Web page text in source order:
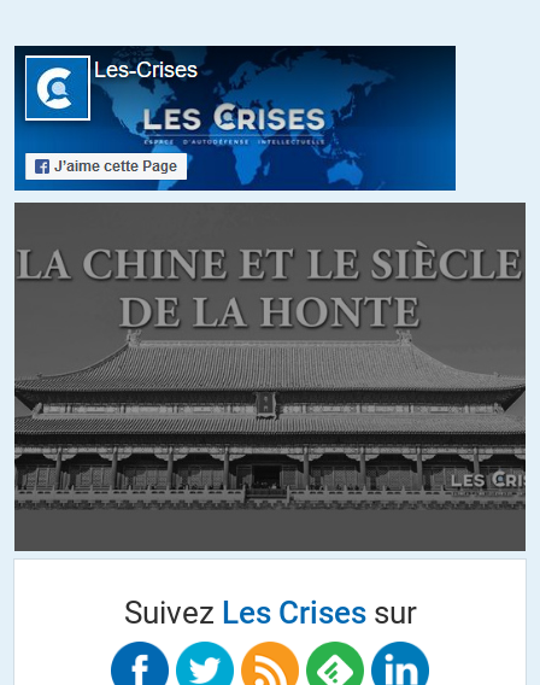
Wuhan. »
Ah bon, c’est prouvé, ça?
Je n’attaque pas vos chers Chinois (j’espère que vous
recevez quand même quelques gratifications en échange de
J’ai même écrit que la réaction extrême des autorités
était « justifiée « .
Oui, chez nous, on a fait la politique de l’autruche et cherché
à minimiser pendant très longtemps. Pendant très
longtemps AUSSI. Mais peut-être nos idiots de technocrates
n’avaient pas eu les bonnes informations. Ou n’ont pas voulu
y croire.ce ne serait pas la première fois.
+4
LibEgaFra // 11.05.2021 à 10h38
» (j’espère que vous recevez quand même quelques
gratifications en échange de votre dévouement, parce que
Suivez Les Crisessur